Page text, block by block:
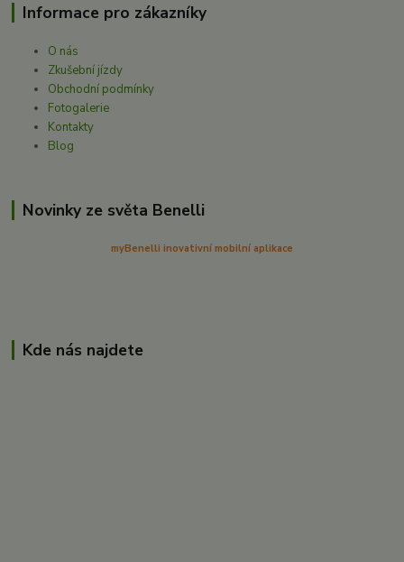
Informace pro zákazníky
O nás
Zkušební jízdy
Obchodní podmínky
Fotogalerie
Kontakty
Blog
Novinky ze světa Benelli
myBenelli inovativní mobilní aplikace
Kde nás najdete